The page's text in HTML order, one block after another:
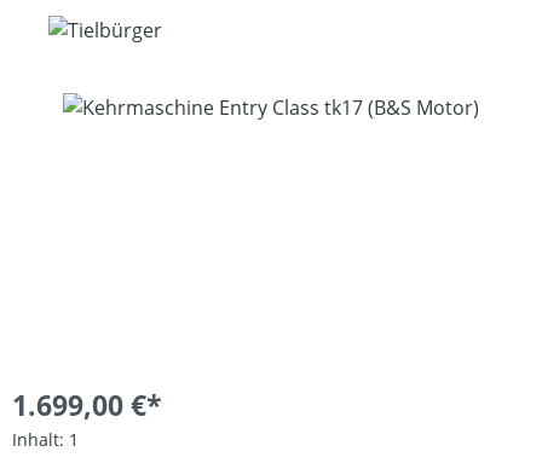
Bildergalerie überspringen
1.699,00 €*
Inhalt: 1